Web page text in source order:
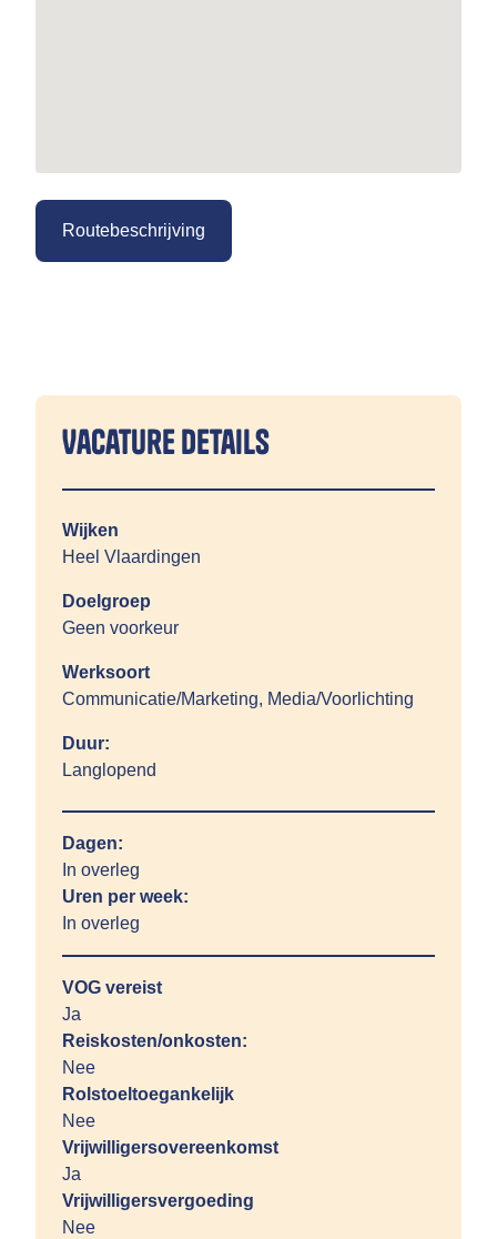
Routebeschrijving
Vacature details
Wijken
Heel Vlaardingen
Doelgroep
Geen voorkeur
Werksoort
Communicatie/Marketing, Media/Voorlichting
Duur:
Langlopend
Dagen:
In overleg
Uren per week:
In overleg
VOG vereist
Ja
Reiskosten/onkosten:
Nee
Rolstoeltoegankelijk
Nee
Vrijwilligersovereenkomst
Ja
Vrijwilligersvergoeding
Nee